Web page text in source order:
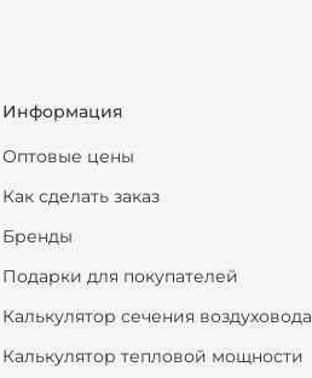
Информация
Оптовые цены
Как сделать заказ
Бренды
Подарки для покупателей
Калькулятор сечения воздуховода
Калькулятор тепловой мощности